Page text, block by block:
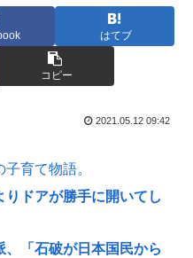
はてブ
コピー
2021.05.12 09:42
育て物語。
ドアが勝手に開いてし
「石破が日本国民から